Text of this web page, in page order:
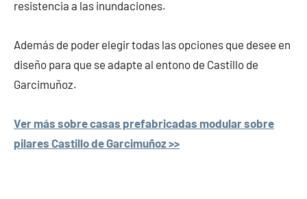
resistencia a las inundaciones.
Además de poder elegir todas las opciones que desee en
diseño para que se adapte al entono de Castillo de
Garcimuñoz.
Ver más sobre casas prefabricadas modular sobre
pilares Castillo de Garcimuñoz >>